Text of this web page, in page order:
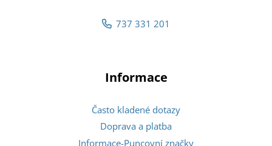
737 331 201
Informace
Často kladené dotazy
Doprava a platba
Informace-Puncovní značky